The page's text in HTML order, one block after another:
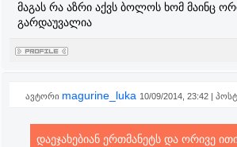
მაგას რა აზრი აქვს ბოლოს ხომ მაინც
გარდაუვალია
ავტორი magurine_luka 10/09/2014, 23:42 |
დაეჯახებიან ერთმანეტს და ორივე